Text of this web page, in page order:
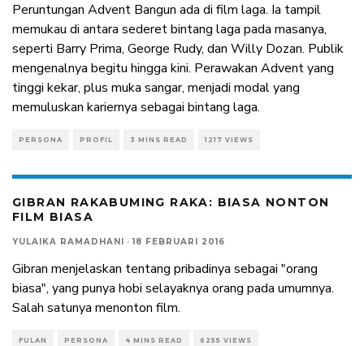
Peruntungan Advent Bangun ada di film laga. Ia tampil
memukau di antara sederet bintang laga pada masanya,
seperti Barry Prima, George Rudy, dan Willy Dozan. Publik
mengenalnya begitu hingga kini. Perawakan Advent yang
tinggi kekar, plus muka sangar, menjadi modal yang
memuluskan kariernya sebagai bintang laga.
PERSONA PROFIL 3 MINS READ 1217 VIEWS
GIBRAN RAKABUMING RAKA: BIASA NONTON
FILM BIASA
YULAIKA RAMADHANI · 18 FEBRUARI 2016
Gibran menjelaskan tentang pribadinya sebagai "orang
biasa", yang punya hobi selayaknya orang pada umumnya.
Salah satunya menonton film.
FULAN PERSONA 4 MINS READ 6255 VIEWS